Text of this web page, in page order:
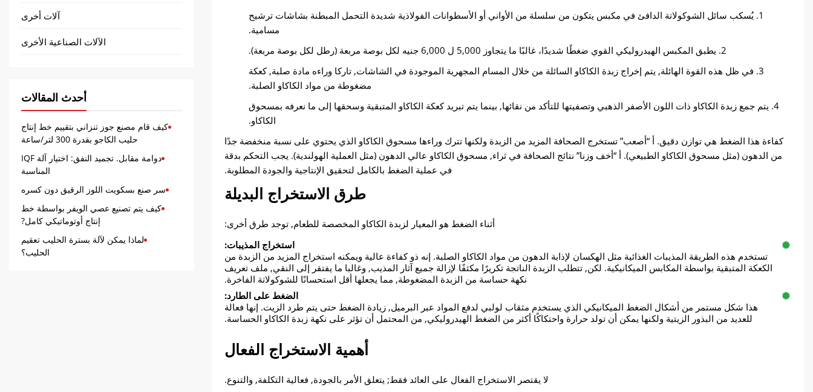
1. يُسكب سائل الشوكولاتة الدافئ في مكبس يتكون من سلسلة من الأواني أو الأسطوانات الفولاذية شديدة التحمل المبطنة بشاشات ترشيح
مسامية.
2. يطبق المكبس الهيدروليكي القوي ضغطًا شديدًا، غالبًا ما يتجاوز 5,000 ل 6,000 جنيه لكل بوصة مربعة (رطل لكل بوصة مربعة).
3. في ظل هذه القوة الهائلة, يتم إخراج زبدة الكاكاو السائلة من خلال المسام المجهرية الموجودة في الشاشات, تاركا وراءه مادة صلبة, كعكة
مضغوطة من مواد الكاكاو الصلبة.
4. يتم جمع زبدة الكاكاو ذات اللون الأصفر الذهبي وتصفيتها للتأكد من نقائها, بينما يتم تبريد كعكة الكاكاو المتبقية وسحقها إلى ما نعرفه بمسحوق
الكاكاو.
كفاءة هذا الضغط هي توازن دقيق. أ “أصعب” تستخرج الصحافة المزيد من الزبدة ولكنها تترك وراءها مسحوق الكاكاو الذي يحتوي على نسبة منخفضة جدًا
من الدهون (مثل مسحوق الكاكاو الطبيعي). أ “أخف وزنا” نتائج الصحافة في ثراء, مسحوق الكاكاو عالي الدهون (مثل العملية الهولندية). يجب التحكم بدقة
في عملية الضغط بالكامل لتحقيق الإنتاجية والجودة المطلوبة.
طرق الاستخراج البديلة
أثناء الضغط هو المعيار لزبدة الكاكاو المخصصة للطعام, توجد طرق أخرى:
استخراج المذيبات:​​
تستخدم هذه الطريقة المذيبات الغذائية مثل الهكسان لإذابة الدهون من مواد الكاكاو الصلبة. إنه ذو كفاءة عالية ويمكنه استخراج المزيد من الزبدة من
الكعكة المتبقية بواسطة المكابس الميكانيكية. لكن, تتطلب الزبدة الناتجة تكريرًا مكثفًا لإزالة جميع آثار المذيب, وغالبا ما يفتقر إلى النقي, ملف تعريف
نكهة حساسة من الزبدة المضغوطة, مما يجعلها أقل استحسانًا للشوكولاتة الفاخرة.
الضغط على الطارد:​​
هذا شكل مستمر من أشكال الضغط الميكانيكي الذي يستخدم مثقاب لولبي لدفع المواد عبر البرميل, زيادة الضغط حتى يتم طرد الزيت. إنها فعالة
للعديد من البذور الزيتية ولكنها يمكن أن تولد حرارة واحتكاكًا أكثر من الضغط الهيدروليكي, من المحتمل أن تؤثر على نكهة زبدة الكاكاو الحساسة.
أهمية الاستخراج الفعال
لا يقتصر الاستخراج الفعال على العائد فقط; يتعلق الأمر بالجودة, فعالية التكلفة, والتنوع.
آلات أخرى
الآلات الصناعية الأخرى
أحدث المقالات
كيف قام مصنع جوز تنزاني بتقييم خط إنتاج
حليب الكاجو بقدرة 300 لتر/ساعة
دوامة مقابل. تجميد النفق: اختيار آلة IQF
المناسبة
سر صنع بسكويت اللوز الرقيق دون كسره
كيف يتم تصنيع عصي الويفر بواسطة خط
إنتاج أوتوماتيكي كامل?
لماذا يمكن لآلة بسترة الحليب تعقيم
الحليب؟